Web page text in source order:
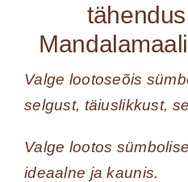
Valge lootoseõis
selgust, täiuslikkust,
Valge lootos
ideaalne ja kaunis.